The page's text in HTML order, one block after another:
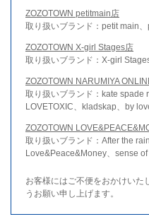
ZOZOTOWN petitmain店
取り扱いブランド：petit main
ZOZOTOWN X-girl Stages店
取り扱いブランド：X-girl
ZOZOTOWN NARUMIYA
取り扱いブランド：kate spade
LOVETOXIC、kladskap、by
ZOZOTOWN
取り扱いブランド：After the
Love&Peace&Money、sense
お客様にはご不便をおかけいた
うお願い申し上げます。